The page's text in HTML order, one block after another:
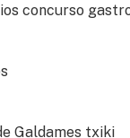
concurso
Galdames txiki